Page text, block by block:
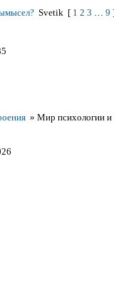
Svetik [ 1 2 3 … 9
» Мир психологии